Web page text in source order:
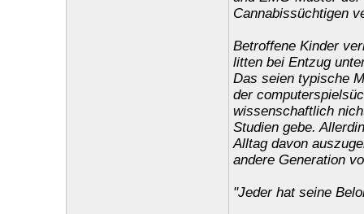
Cannabissüchtigen
Betroffene Kinder
litten bei Entzug
Das seien typische
der
wissenschaftlich
Studien gebe.
Alltag davon
andere Generation
"Jeder hat seine